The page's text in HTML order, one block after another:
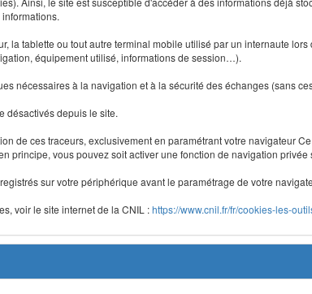
la tablette ou tout autre terminal mobile utilisé par un internaute
équipement utilisé, informations de session…).
nécessaires à la navigation et à la sécurité des échanges (sans
désactivés depuis le site.
de ces traceurs, exclusivement en paramétrant votre navigateur
principe, vous pouvez soit activer une fonction de navigation
sur votre périphérique avant le paramétrage de votre
voir le site internet de la CNIL :https://www.cnil.fr/fr/cookies-les-